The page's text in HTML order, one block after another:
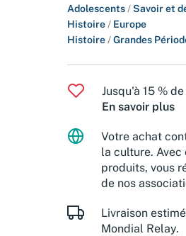
Adolescents /Savoir et
Histoire / Europe
Histoire /Grandes
Jusqu'à 15 %
En savoir plus
Votre achat
la culture. Avec
produits, vous
de nos
Livraison
Mondial Relay.